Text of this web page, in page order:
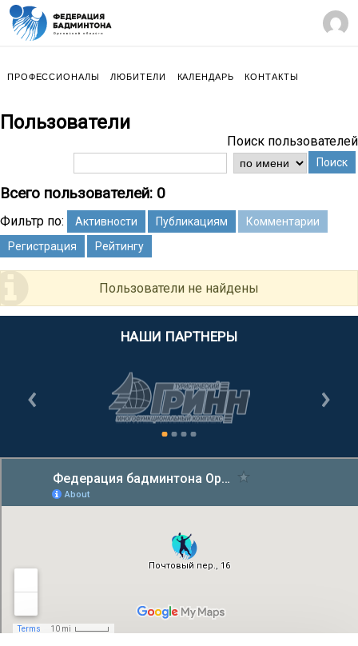
ПРОФЕССИОНАЛЫ ЛЮБИТЕЛИ КАЛЕНДАРЬ КОНТАКТЫ
Пользователи
Поиск пользователей
Поиск
Всего пользователей: 0
Фильтр по: Активности Публикациям
Комментарии
Регистрация
Рейтингу
Пользователи не найдены
НАШИ ПАРТНЕРЫ